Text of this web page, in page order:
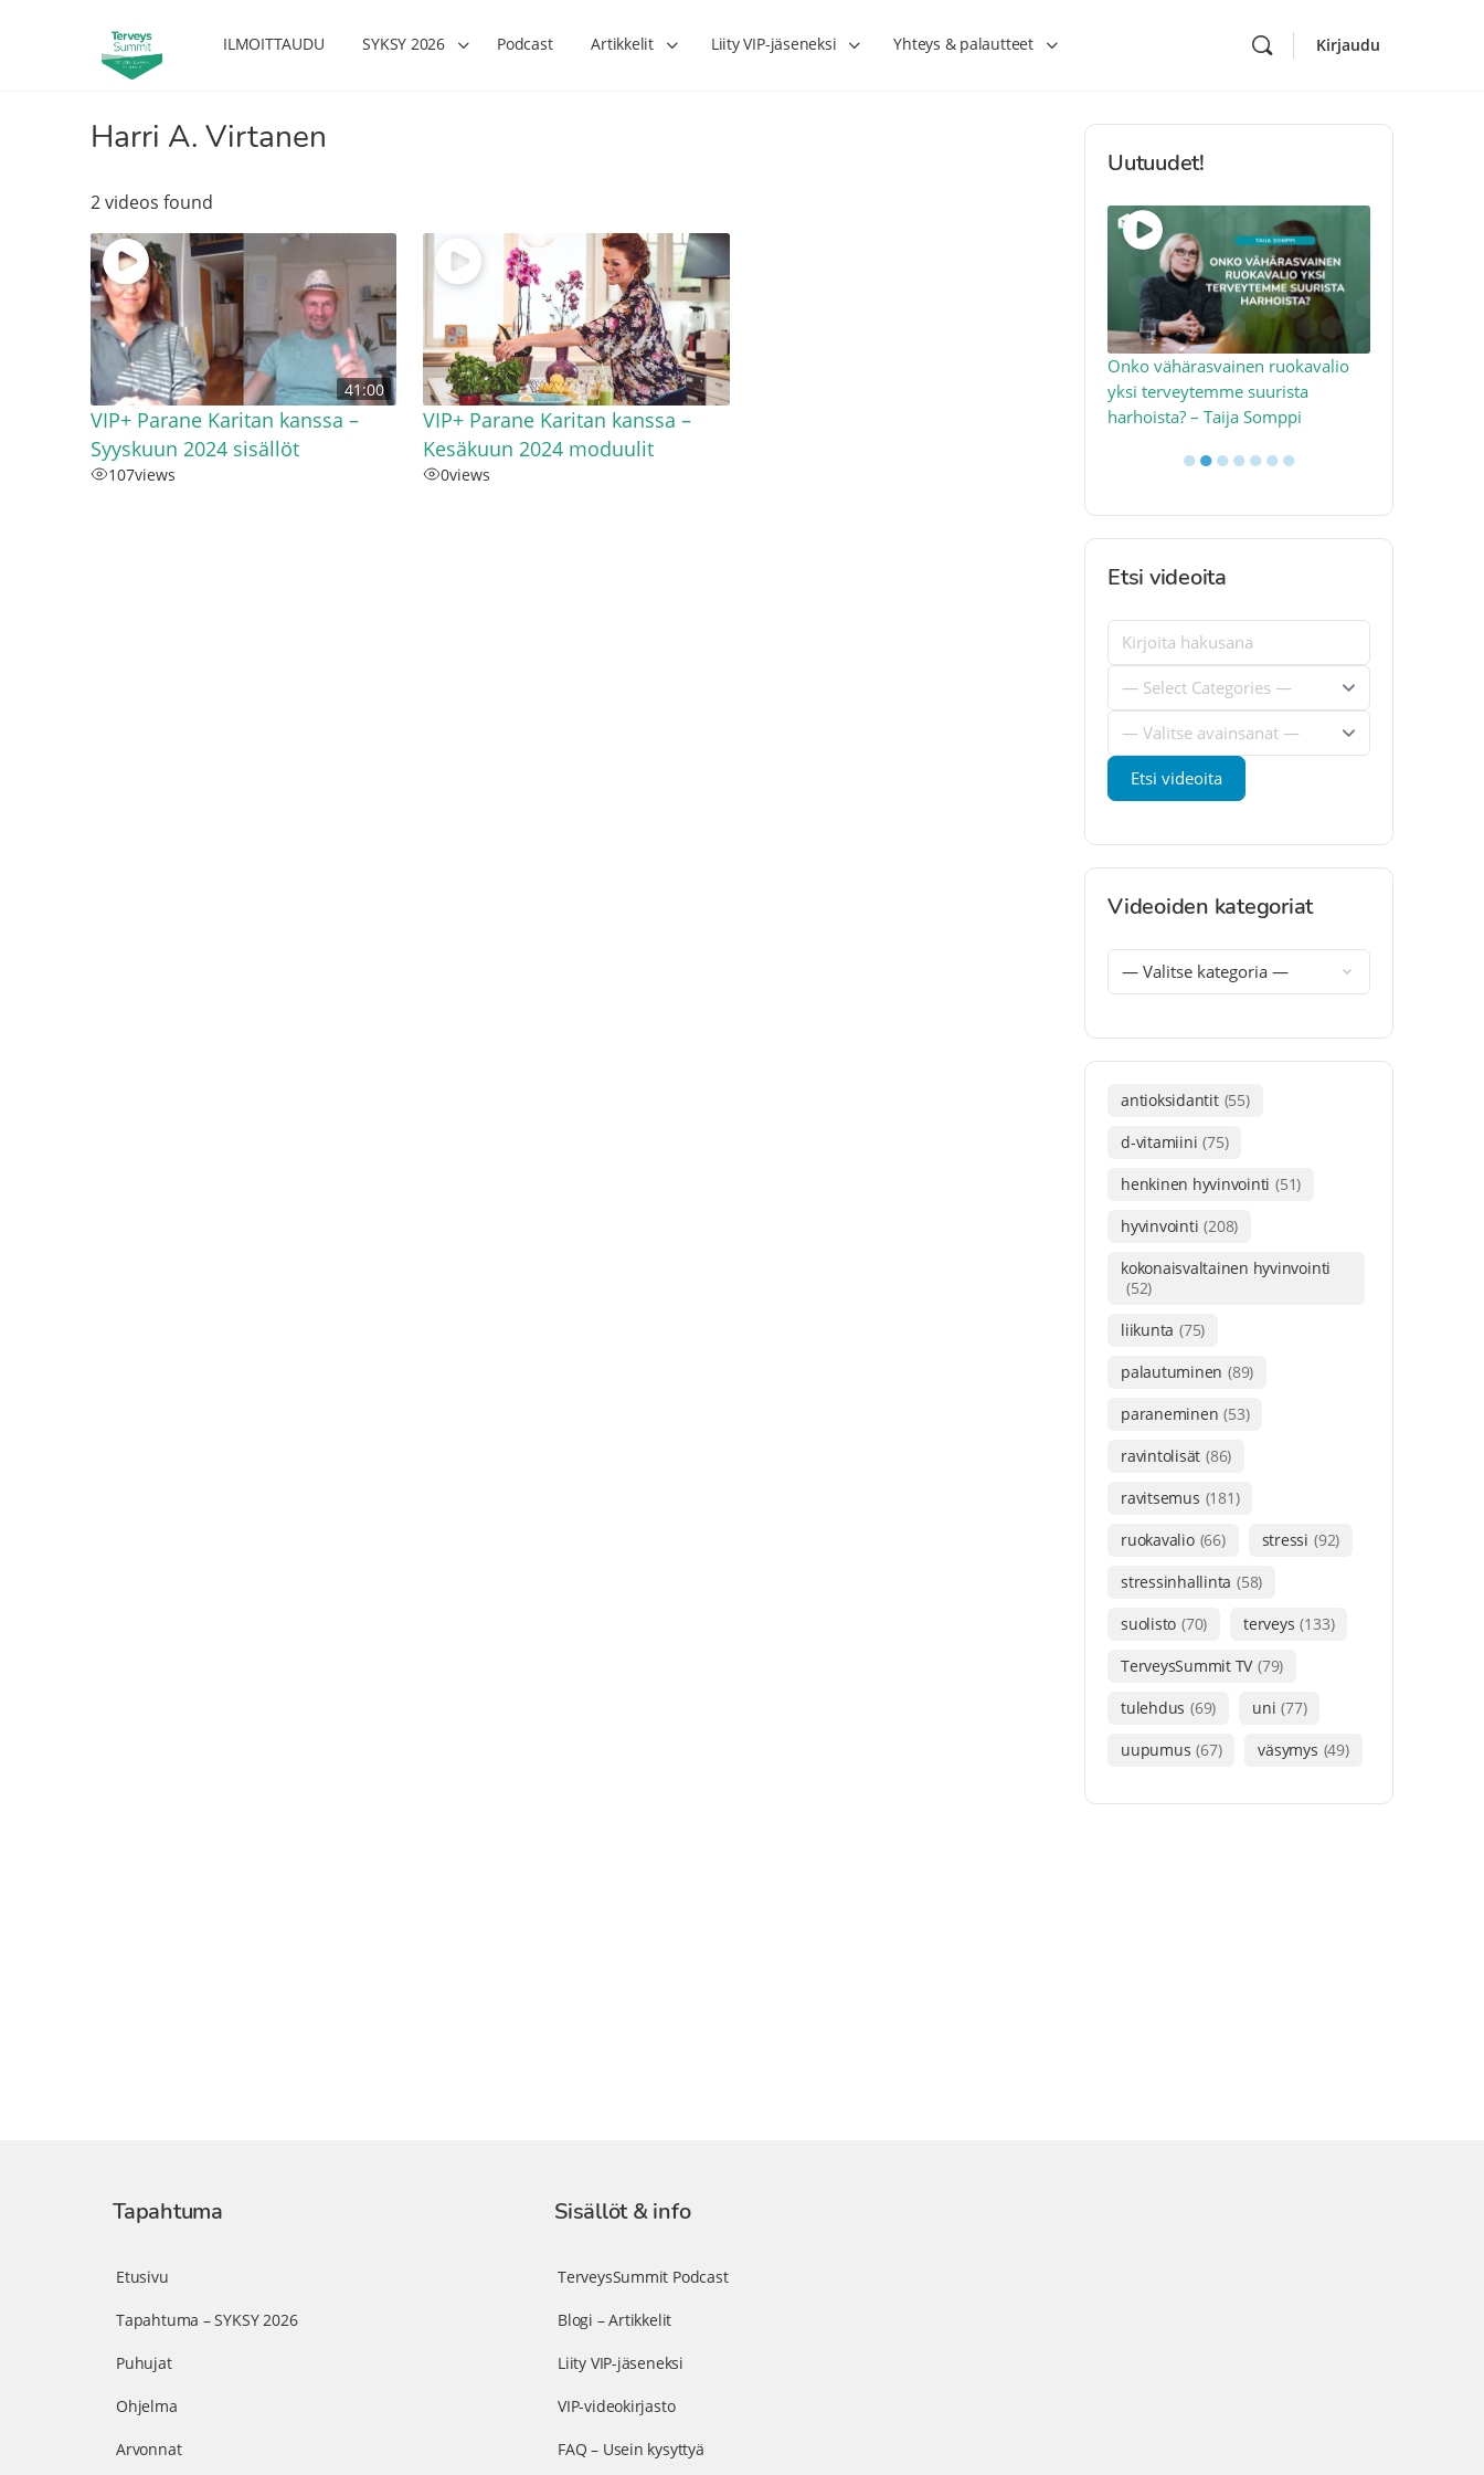
ILMOITTAUDU SYKSY 2026 Podcast Artikkelit Liity VIP-jäseneksi Yhteys & palautteet Kirjaudu
Harri A. Virtanen
2 videos found
41:00
VIP+ Parane Karitan kanssa –
Syyskuun 2024 sisällöt
107views
VIP+ Parane Karitan kanssa –
Kesäkuun 2024 moduulit
0views
Uutuudet!
Lihasharjoittelu on naisen tärkein
hormonihoito – Kaisa Jaakkola
Onko vähärasvainen ruokavalio
yksi terveytemme suurista
harhoista? – Taija Somppi
●●●●●●●
Etsi videoita
Videoiden kategoriat
antioksidantit (55)
d-vitamiini (75)
henkinen hyvinvointi (51)
hyvinvointi (208)
kokonaisvaltainen hyvinvointi
(52)
liikunta (75)
palautuminen (89)
paraneminen (53)
ravintolisät (86)
ravitsemus (181)
ruokavalio (66) stressi (92)
stressinhallinta (58)
suolisto (70) terveys (133)
TerveysSummit TV (79)
tulehdus (69) uni (77)
uupumus (67) väsymys (49)
Tapahtuma
Etusivu
Tapahtuma – SYKSY 2026
Puhujat
Ohjelma
Arvonnat
Sisällöt & info
TerveysSummit Podcast
Blogi – Artikkelit
Liity VIP-jäseneksi
VIP-videokirjasto
FAQ – Usein kysyttyä